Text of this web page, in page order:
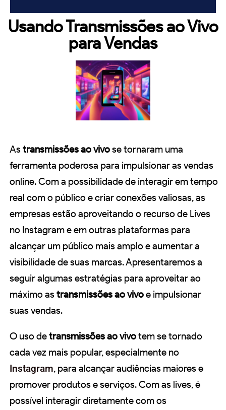
Usando Transmissões ao Vivo
para Vendas
Astransmissões ao vivose tornaram uma
ferramenta poderosa para impulsionar as vendas
online. Com a possibilidade de interagir em tempo
real com o público e criar conexões valiosas, as
empresas estão aproveitando o recurso de Lives
no Instagram e em outras plataformas para
alcançar um público mais amplo e aumentar a
visibilidade de suas marcas. Apresentaremos a
seguir algumas estratégias para aproveitar ao
máximo astransmissões ao vivoe impulsionar
suas vendas.
O uso detransmissões ao vivotem se tornado
cada vez mais popular, especialmente no
Instagram, para alcançar audiências maiores e
promover produtos e serviços. Com as lives, é
possível interagir diretamente com os